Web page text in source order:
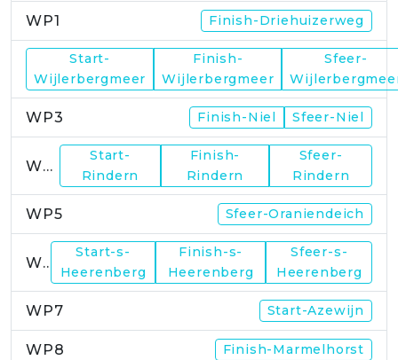
WP1 Finish-Driehuizerweg
Start-
Wijlerbergmeer
Finish-
Wijlerbergmeer
Sfeer-
WP3 Finish-Niel Sfeer-Niel
WP4
Start-
Rindern
Finish-
Rindern
Sfeer-
Rindern
WP5 Sfeer-Oraniendeich
WP6
Start-s-
Heerenberg
Finish-s-
Heerenberg
Sfeer-s-
Heerenberg
WP7 Start-Azewijn
WP8 Finish-Marmelhorst